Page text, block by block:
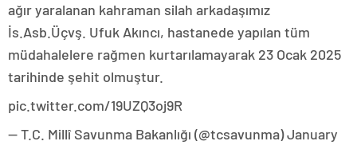
ağır yaralanan kahraman silah arkadaşımız
İs.Asb.Üçvş. Ufuk Akıncı, hastanede yapılan tüm
müdahalelere rağmen kurtarılamayarak 23 Ocak 2025
tarihinde şehit olmuştur.
pic.twitter.com/19UZQ3oj9R
— T.C. Millî Savunma Bakanlığı (@tcsavunma) January